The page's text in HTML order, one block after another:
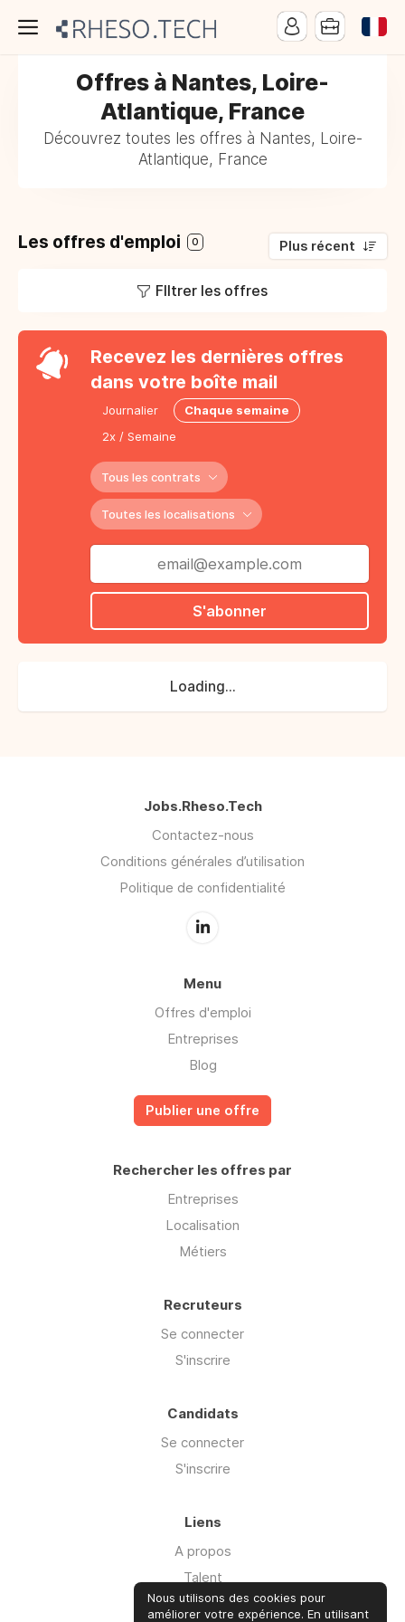
Offres à Nantes, Loire-
Atlantique, France
Découvrez toutes les offres à Nantes, Loire-
Atlantique, France
Les offres d'emploi 0 Plus récent
FIltrer les offres
Recevez les dernières offres
dans votre boîte mail
Journalier
Chaque semaine
2x / Semaine
Tous les contrats
Toutes les localisations
S'abonner
Loading...
Jobs.Rheso.Tech
Contactez-nous
Conditions générales d’utilisation
Politique de confidentialité
Menu
Offres d'emploi
Entreprises
Blog
Publier une offre
Rechercher les offres par
Entreprises
Localisation
Métiers
Recruteurs
Se connecter
S'inscrire
Candidats
Se connecter
S'inscrire
Liens
A propos
Talent
Offre Cyber'isk
Nous utilisons des cookies pour
améliorer votre expérience. En utilisant